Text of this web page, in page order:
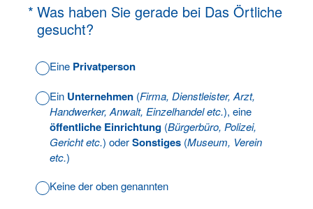
* Was haben Sie gerade bei Das Örtliche
gesucht?
(Erforderlich.)
Eine Privatperson
Ein Unternehmen (Firma, Dienstleister, Arzt,
Handwerker, Anwalt, Einzelhandel etc.), eine
öffentliche Einrichtung (Bürgerbüro, Polizei,
Gericht etc.) oderSonstiges (Museum, Verein
etc.)
Keine der oben genannten